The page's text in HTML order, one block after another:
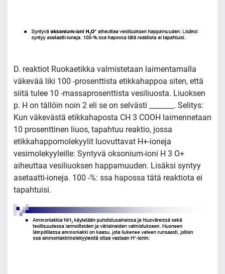
D. reaktiot Ruokaetikka valmistetaan laimentamalla
väkevää liki 100 -prosenttista etikkahappoa siten, että
siitä tulee 10 -massaprosenttista vesiliuosta. Liuoksen
p. H on tällöin noin 2 eli se on selvästi _______. Selitys:
Kun väkevästä etikkahaposta CH 3 COOH laimennetaan
10 prosenttinen liuos, tapahtuu reaktio, jossa
etikkahappomolekyylit luovuttavat H+-ioneja
vesimolekyyleille: Syntyvä oksonium-ioni H 3 O+
aiheuttaa vesiliuoksen happamuuden. Lisäksi syntyy
asetaatti-ioneja. 100 -%: ssa hapossa tätä reaktiota ei
tapahtuisi.